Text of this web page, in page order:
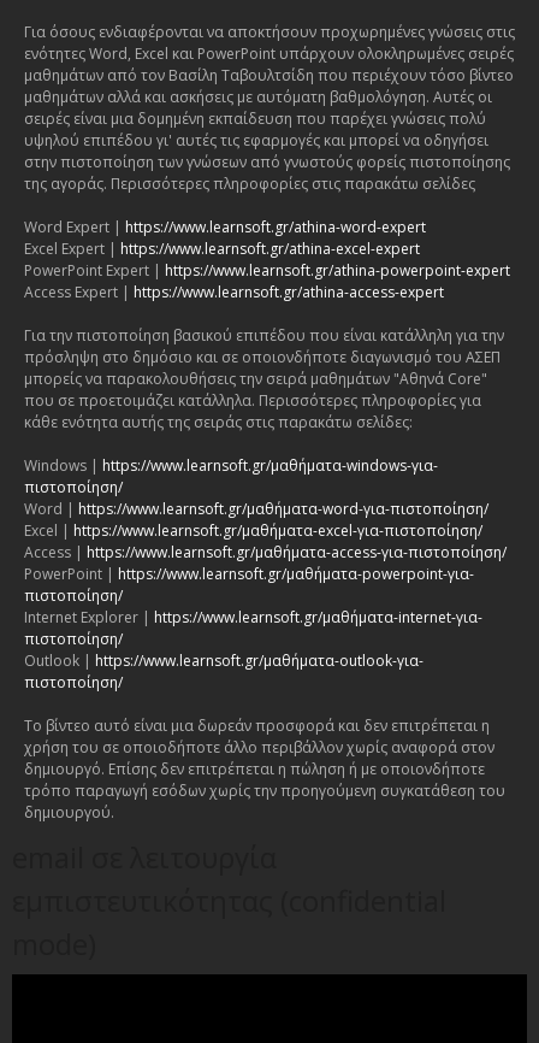
Για όσους ενδιαφέρονται να αποκτήσουν προχωρημένες γνώσεις στις
ενότητες Word, Excel και PowerPoint υπάρχουν ολοκληρωμένες σειρές
μαθημάτων από τον Βασίλη Ταβουλτσίδη που περιέχουν τόσο βίντεο
μαθημάτων αλλά και ασκήσεις με αυτόματη βαθμολόγηση. Αυτές οι
σειρές είναι μια δομημένη εκπαίδευση που παρέχει γνώσεις πολύ
υψηλού επιπέδου γι' αυτές τις εφαρμογές και μπορεί να οδηγήσει
στην πιστοποίηση των γνώσεων από γνωστούς φορείς πιστοποίησης
της αγοράς. Περισσότερες πληροφορίες στις παρακάτω σελίδες
Word Expert | https://www.learnsoft.gr/athina-word-expert
Excel Expert | https://www.learnsoft.gr/athina-excel-expert
PowerPoint Expert | https://www.learnsoft.gr/athina-powerpoint-expert
Access Expert | https://www.learnsoft.gr/athina-access-expert
Για την πιστοποίηση βασικού επιπέδου που είναι κατάλληλη για την
πρόσληψη στο δημόσιο και σε οποιονδήποτε διαγωνισμό του ΑΣΕΠ
μπορείς να παρακολουθήσεις την σειρά μαθημάτων "Αθηνά Core"
που σε προετοιμάζει κατάλληλα. Περισσότερες πληροφορίες για
κάθε ενότητα αυτής της σειράς στις παρακάτω σελίδες:
Windows | https://www.learnsoft.gr/μαθήματα-windows-για-
πιστοποίηση/
Word | https://www.learnsoft.gr/μαθήματα-word-για-πιστοποίηση/
Excel | https://www.learnsoft.gr/μαθήματα-excel-για-πιστοποίηση/
Access | https://www.learnsoft.gr/μαθήματα-access-για-πιστοποίηση/
PowerPoint | https://www.learnsoft.gr/μαθήματα-powerpoint-για-
πιστοποίηση/
Internet Explorer | https://www.learnsoft.gr/μαθήματα-internet-για-
πιστοποίηση/
Outlook | https://www.learnsoft.gr/μαθήματα-outlook-για-
πιστοποίηση/
Το βίντεο αυτό είναι μια δωρεάν προσφορά και δεν επιτρέπεται η
χρήση του σε οποιοδήποτε άλλο περιβάλλον χωρίς αναφορά στον
δημιουργό. Επίσης δεν επιτρέπεται η πώληση ή με οποιονδήποτε
τρόπο παραγωγή εσόδων χωρίς την προηγούμενη συγκατάθεση του
δημιουργού.